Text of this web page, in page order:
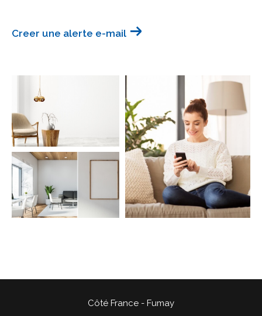
Creer une alerte e-mail
Côté France - Fumay
Pièces
AFFINER LES CRITÈRES
TERRASSE PARKING PISCINE
FILTRER PAR
COUPS DE COEUR
EXCLUSIVITÉS NOUVEAUTÉS